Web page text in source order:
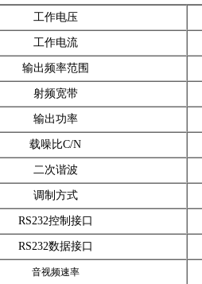
工作电压
工作电流
输出频率范围
射频宽带
输出功率
载噪比C/N
二次谐波
调制方式
RS232控制接口
RS232数据接口
音视频速率